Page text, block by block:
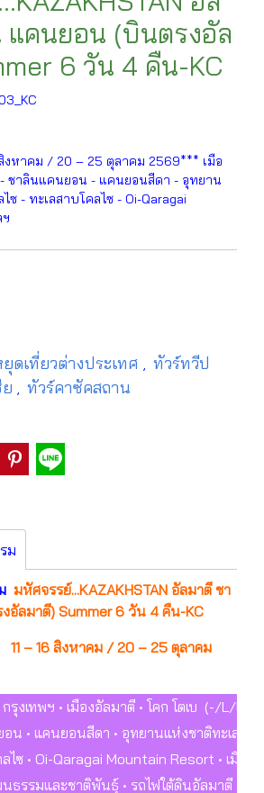
แคนยอน (บินตรงอัล
6 วัน 4 คืน-KC
งหาคม / 20 – 25 ตุลาคม 2569*** เมือ
- ชาลินแคนยอน - แคนยอนสีดา - อุทยาน
ซ - ทะเลสาบโคลไซ - Oi-Qaragai
ดเที่ยวต่างประเทศ , ทัวร์ทวีป
, ทัวร์คาซัคสถาน
ม
มหัศจรรย์...KAZAKHSTAN อัลมาตี ชา
อัลมาตี) Summer 6 วัน 4 คืน-KC
11 – 16 สิงหาคม / 20 – 25 ตุลาคม
งเทพฯ • เมืองอัลมาตี • โคก โตเบ (-/L/D)
น • แคนยอนสีดา • อุทยานแห่งชาติทะเลสา
ลไซ • Oi-Qaragai Mountain Resort • เมือ
รรมและชาติพันธุ์ • รถไฟใต้ดินอัลมาตี • ถ